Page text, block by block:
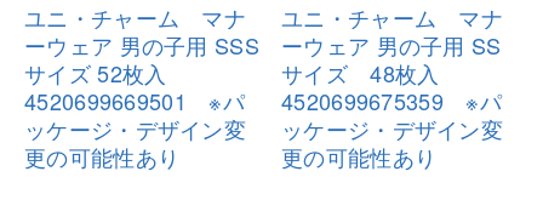
ユニ・チャーム マナ
ーウェア 男の子用 SSS
サイズ 52枚入
4520699669501 ※パ
ッケージ・デザイン変
更の可能性あり
ユニ・チャーム マナ
ーウェア 男の子用 SS
サイズ 48枚入
4520699675359 ※パ
ッケージ・デザイン変
更の可能性あり